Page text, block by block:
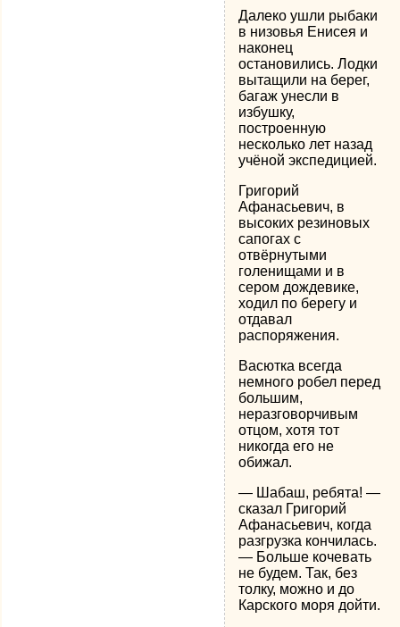
Далеко ушли рыбаки
в низовья Енисея и
наконец
остановились. Лодки
вытащили на берег,
багаж унесли в
избушку,
построенную
несколько лет назад
учёной экспедицией.
Григорий
Афанасьевич, в
высоких резиновых
сапогах с
отвёрнутыми
голенищами и в
сером дождевике,
ходил по берегу и
отдавал
распоряжения.
Васютка всегда
немного робел перед
большим,
неразговорчивым
отцом, хотя тот
никогда его не
обижал.
— Шабаш, ребята! —
сказал Григорий
Афанасьевич, когда
разгрузка кончилась.
— Больше кочевать
не будем. Так, без
толку, можно и до
Карского моря дойти.